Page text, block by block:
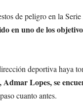
de peligro en la
en uno de los
deportiva haya
Lopes, se
cuanto antes.